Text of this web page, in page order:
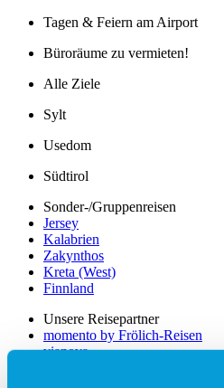
Tagen & Feiern am Airport
Büroräume zu vermieten!
Alle Ziele
Sylt
Usedom
Südtirol
Sonder-/Gruppenreisen
Jersey
Kalabrien
Zakynthos
Kreta (West)
Finnland
Unsere Reisepartner
momento by Frölich-Reisen
vianova